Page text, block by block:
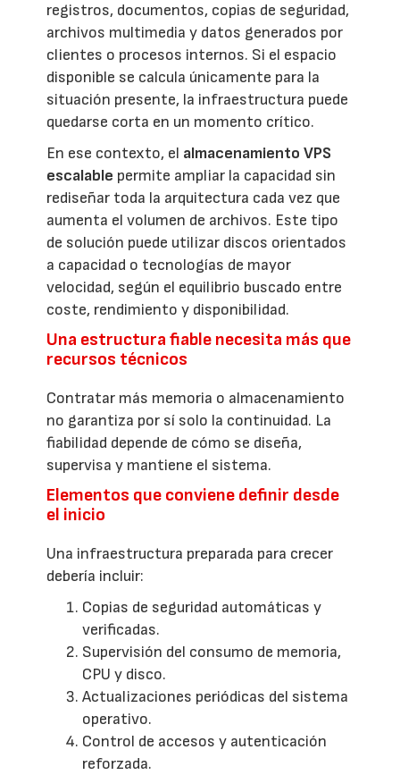
registros, documentos, copias de seguridad,
archivos multimedia y datos generados por
clientes o procesos internos. Si el espacio
disponible se calcula únicamente para la
situación presente, la infraestructura puede
quedarse corta en un momento crítico.
En ese contexto, el almacenamiento VPS
escalable permite ampliar la capacidad sin
rediseñar toda la arquitectura cada vez que
aumenta el volumen de archivos. Este tipo
de solución puede utilizar discos orientados
a capacidad o tecnologías de mayor
velocidad, según el equilibrio buscado entre
coste, rendimiento y disponibilidad.
Una estructura fiable necesita más que
recursos técnicos
Contratar más memoria o almacenamiento
no garantiza por sí solo la continuidad. La
fiabilidad depende de cómo se diseña,
supervisa y mantiene el sistema.
Elementos que conviene definir desde
el inicio
Una infraestructura preparada para crecer
debería incluir:
Copias de seguridad automáticas y
verificadas.
Supervisión del consumo de memoria,
CPU y disco.
Actualizaciones periódicas del sistema
operativo.
Control de accesos y autenticación
reforzada.